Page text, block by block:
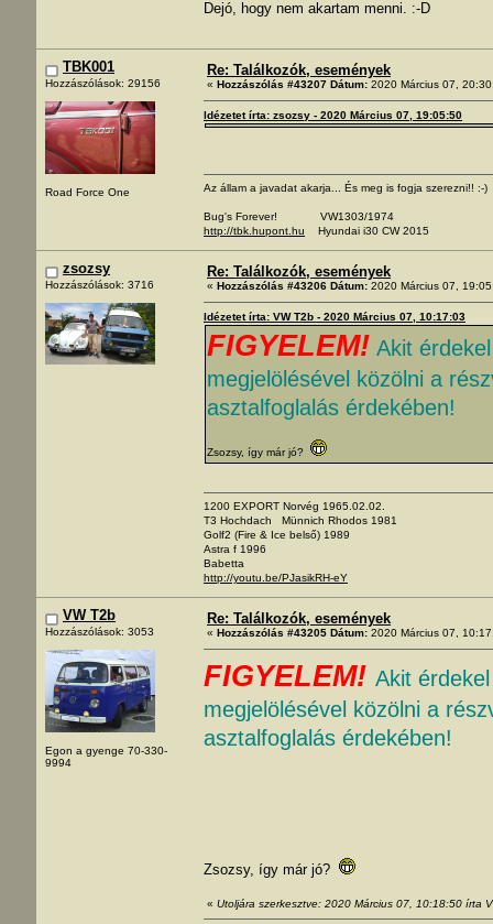
Dejó, hogy nem akartam menni. :-D
TBK001
Hozzászólások: 29156
Road Force One
Re: Találkozók, események
« Hozzászólás #43207 Dátum: 2020 Március 07,
Idézetet írta: zsozsy - 2020 Március 07, 19:05:50
Az állam a javadat akarja... És meg is fogja szerezni!! :-)
Bug's Forever! VW1303/1974
http://tbk.hupont.hu Hyundai i30 CW 2015
zsozsy
Hozzászólások: 3716
Re: Találkozók, események
« Hozzászólás #43206 Dátum: 2020 Március 07,
Idézetet írta: VW T2b - 2020 Március 07, 10:17:03
FIGYELEM! Akit
megjelölésével közölni a
asztalfoglalás érdekében!
Zsozsy, így már jó?
1200 EXPORT Norvég 1965.02.02.
T3 Hochdach Münnich Rhodos 1981
Golf2 (Fire & Ice belső) 1989
Astra f 1996
Babetta
http://youtu.be/PJasikRH-eY
VW T2b
Hozzászólások: 3053
Egon a gyenge 70-330-
9994
Re: Találkozók, események
« Hozzászólás #43205 Dátum: 2020 Március 07,
FIGYELEM! Akit
megjelölésével közölni a
asztalfoglalás érdekében!
Zsozsy, így már jó?
« Utoljára szerkesztve: 2020 Március 07, 10:18:50 írta